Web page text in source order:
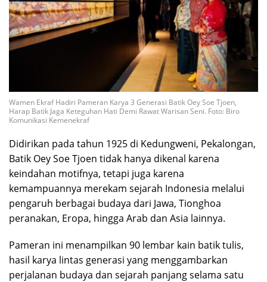
Wamen Ekraf Hadiri Pameran Karya 3 Generasi Batik Oey Soe Tjoen,
Harap Batik Jaga Keteguhan Hati Demi Rawat Warisan Seni. Foto: Biro
Komunikasi Kemenekraf
Didirikan pada tahun 1925 di Kedungweni, Pekalongan,
Batik Oey Soe Tjoen tidak hanya dikenal karena
keindahan motifnya, tetapi juga karena
kemampuannya merekam sejarah Indonesia melalui
pengaruh berbagai budaya dari Jawa, Tionghoa
peranakan, Eropa, hingga Arab dan Asia lainnya.
Pameran ini menampilkan 90 lembar kain batik tulis,
hasil karya lintas generasi yang menggambarkan
perjalanan budaya dan sejarah panjang selama satu